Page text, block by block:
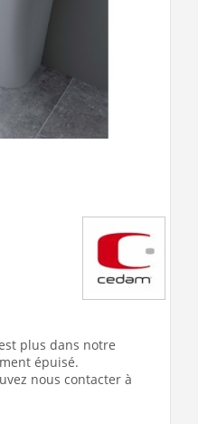
plus dans notre
épuisé.
nous contacter à